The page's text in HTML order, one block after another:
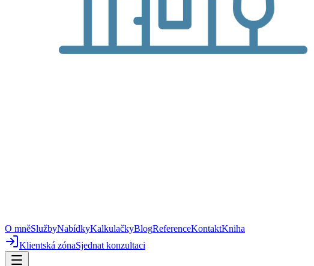
O mněSlužbyNabídkyKalkulačkyBlogReferenceKontaktKniha
Klientská zónaSjednat konzultaci